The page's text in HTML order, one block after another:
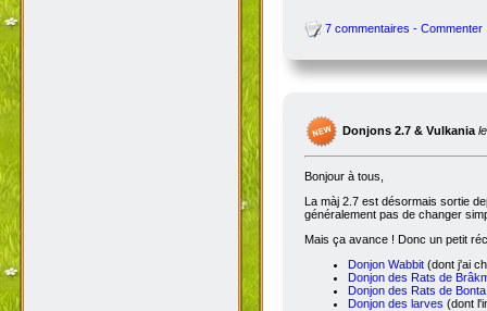
7 commentaires - Commenter
Donjons 2.7 & Vulkania
Bonjour à tous,
La màj 2.7 est désormais sortie
généralement pas de changer
Mais ça avance ! Donc un petit
Donjon Wabbit (dont j'ai
Donjon des Rats de
Donjon des Rats de Bonta
Donjon des larves (dont